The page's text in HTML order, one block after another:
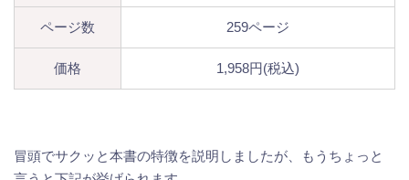
ページ数 259ページ
価格 1,958円(税込)
冒頭でサクッと本書の特徴を説明しましたが、もうちょっと